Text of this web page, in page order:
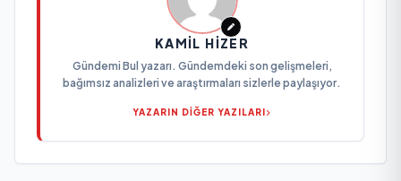
KAMIL HIZER
Gündemi Bul yazarı. Gündemdeki son gelişmeleri,
bağımsız analizleri ve araştırmaları sizlerle paylaşıyor.
YAZARIN DİĞER YAZILARI